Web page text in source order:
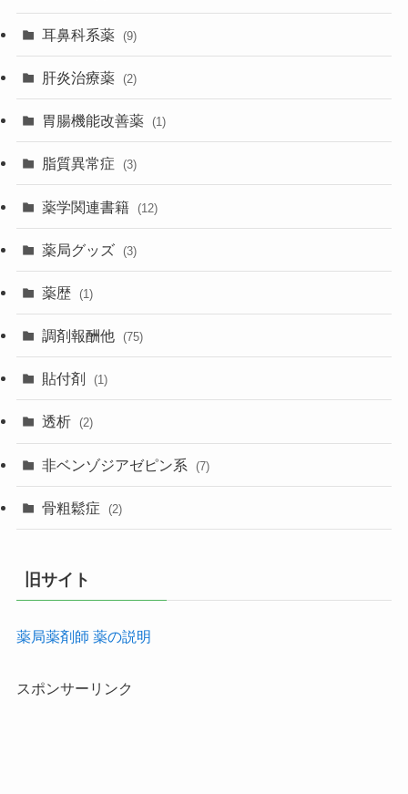
耳鼻科系薬 (9)
肝炎治療薬 (2)
胃腸機能改善薬 (1)
脂質異常症 (3)
薬学関連書籍 (12)
薬局グッズ (3)
薬歴 (1)
調剤報酬他 (75)
貼付剤 (1)
透析 (2)
非ベンゾジアゼピン系 (7)
骨粗鬆症 (2)
旧サイト
薬局薬剤師 薬の説明
スポンサーリンク